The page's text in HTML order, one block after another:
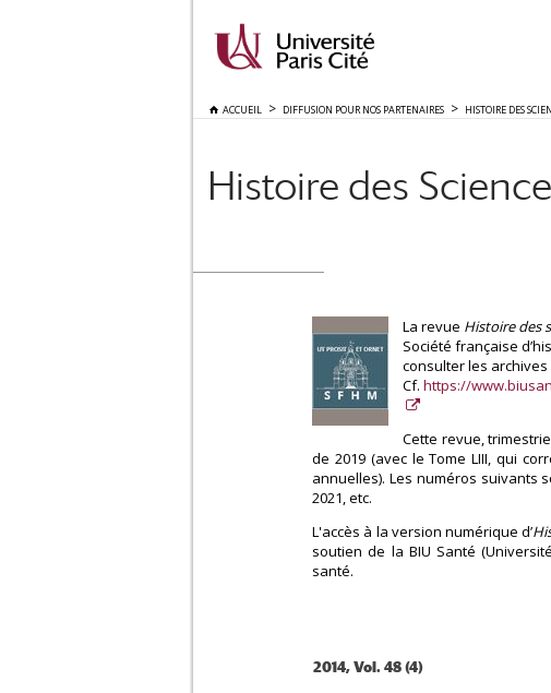
ACCUEIL DIFFUSION POUR NOS PARTENAIRES HISTOIRE DES
Histoire des
La revue Histoire des
Société française
consulter les archives
Cf.https://
Cette revue,
de 2019 (avec le Tome LIII, qui
annuelles). Les numéros suivants
2021, etc.
L'accès à la version numérique d’
soutien de la BIU Santé
santé.
2014, Vol. 48 (4)